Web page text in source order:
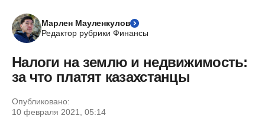
Марлен Мауленкулов
Редактор рубрики Финансы
Налоги на землю и недвижимость:
за что платят казахстанцы
Опубликовано:
10 февраля 2021, 05:14